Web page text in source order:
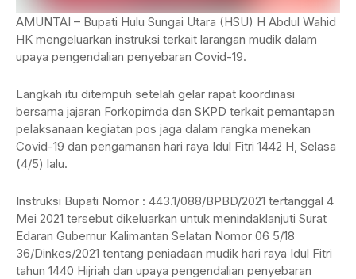
AMUNTAI – Bupati Hulu Sungai Utara (HSU) H Abdul Wahid
HK mengeluarkan instruksi terkait larangan mudik dalam
upaya pengendalian penyebaran Covid-19.
Langkah itu ditempuh setelah gelar rapat koordinasi
bersama jajaran Forkopimda dan SKPD terkait pemantapan
pelaksanaan kegiatan pos jaga dalam rangka menekan
Covid-19 dan pengamanan hari raya Idul Fitri 1442 H, Selasa
(4/5) lalu.
Instruksi Bupati Nomor : 443.1/088/BPBD/2021 tertanggal 4
Mei 2021 tersebut dikeluarkan untuk menindaklanjuti Surat
Edaran Gubernur Kalimantan Selatan Nomor 06 5/18
36/Dinkes/2021 tentang peniadaan mudik hari raya Idul Fitri
tahun 1440 Hijriah dan upaya pengendalian penyebaran